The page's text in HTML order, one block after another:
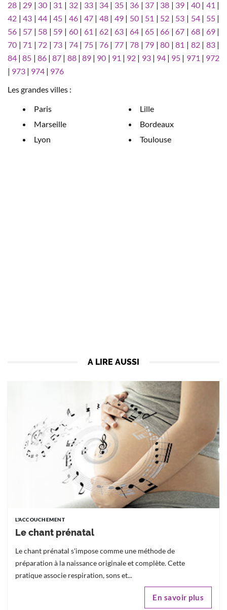
28 | 29 | 30 | 31 | 32| 33| 34| 35| 36 | 37 | 38 | 39 | 40| 41 |
42 |43 |44 |45 | 46| 47| 48| 49| 50 | 51 | 52 | 53 | 54| 55|
56 | 57 | 58 | 59 | 60| 61 | 62| 63| 64 |65 |66 |67 | 68| 69|
70 |71 |72 |73 | 74| 75| 76| 77| 78 |79 |80 |81 | 82| 83|
84 |85 | 86|87 | 88| 89| 90 | 91 | 92 | 93| 94| 95 | 971 | 972
| 973 | 974 | 976
Les grandes villes :
Paris
Marseille
Lyon
Lille
Bordeaux
Toulouse
A LIRE AUSSI
L'ACCOUCHEMENT
Le chant prénatal
Le chant prénatal s'impose comme une méthode de
préparation à la naissance originale et complète. Cette
pratique associe respiration, sons et...
En savoir plus